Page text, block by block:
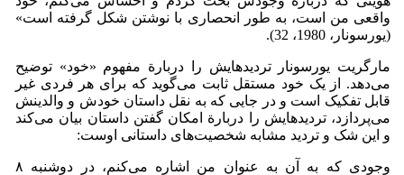
واقعی من است، به طور انحصاری با نوشتن شکل گرفته است»
(یورسونار، 1980، 32).
مارگریت یورسونار تردیدهایش را دربارة مفهوم «خود» توضیح
می‌دهد. از یک خود مستقل ثابت می‌گوید که برای هر فردی غیر
قابل تفکیک است و در جایی که به نقل داستان خودش و والدینش
می‌پردازد، تردیدهایش را دربارة امکان گفتن داستان بیان می‌کند
و این شک و تردید مشابه شخصیت‌های داستانی اوست:
وجودی که به آن به عنوان من اشاره می‌کنم، در دوشنبه ٨